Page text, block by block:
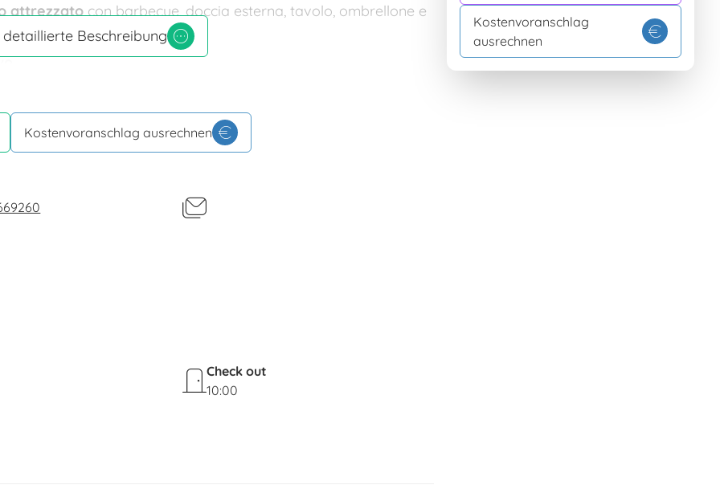
attrezzatocon barbecue, doccia esterna, tavolo, ombrellone e
Beschreibung
Kostenvoranschlag ausrechnen
Check out
10:00
Kostenvoranschlag
ausrechnen